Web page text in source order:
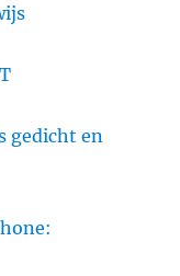
gedicht en